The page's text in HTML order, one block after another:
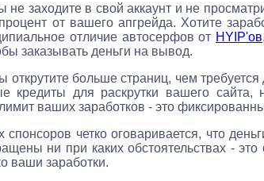
не заходите в свой аккаунт и не
от вашего апгрейда. Хотите
отличие автосерфов от HYIP'ов
заказывать деньги на вывод.
открутите больше страниц, чем
кредиты для раскрутки вашего
ваших заработков - это
спонсоров четко оговаривается, что
ни при каких обстоятельствах -
ваши заработки.